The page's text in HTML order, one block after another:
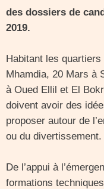
des dossiers de
2019.
Habitant les
Mhamdia, 20 Mars à
à Oued Ellil et El
doivent avoir des
proposer autour de
ou du divertissement.
De l’appui à
formations